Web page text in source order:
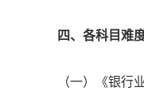
四、各科目难
（一）《银行